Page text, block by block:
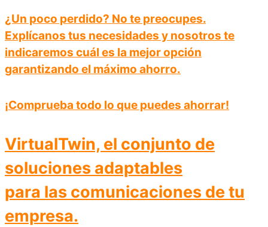
¿Un poco perdido? No te preocupes.
Explícanos tus necesidades y nosotros te
indicaremos cuál es la mejor opción
garantizando el máximo ahorro.
¡Comprueba todo lo que puedes ahorrar!
VirtualTwin, el conjunto de
soluciones adaptables
para las comunicaciones de tu
empresa.